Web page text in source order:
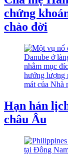
chứng
chào đời
Hạn hán
châu Âu